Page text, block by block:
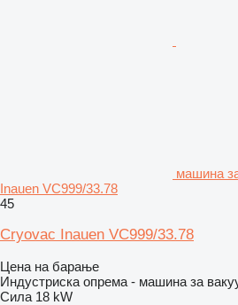
машина
Inauen VC999/33.78
45
Cryovac Inauen VC999/33.78
Цена на барање
Индустриска опрема - машина за
Сила 18 kW